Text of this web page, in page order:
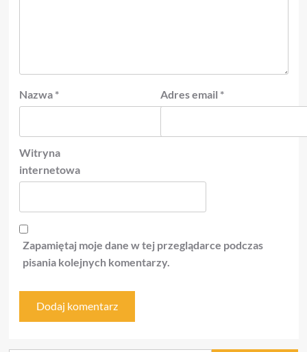
Nazwa * Adres email *
Witryna
internetowa
Zapamiętaj moje dane w tej przeglądarce podczas
pisania kolejnych komentarzy.